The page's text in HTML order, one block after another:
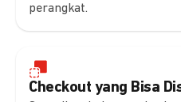
perangkat.
Checkout yang Bisa